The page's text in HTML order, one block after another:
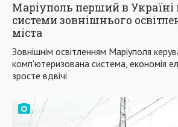
Маріуполь перший в Україні
системи зовнішнього
міста
Зовнішнім освітленням Маріуполя
комп'ютеризована система, економія
зросте вдвічі